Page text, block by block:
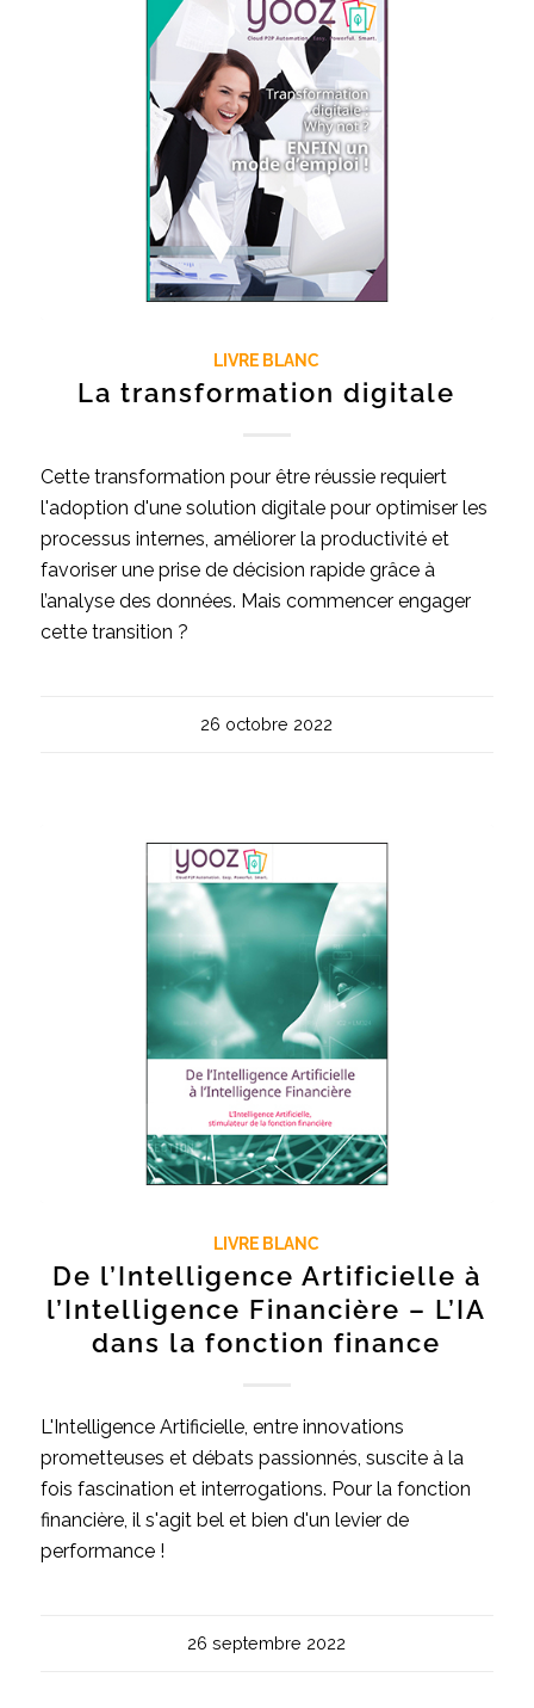
LIVRE BLANC
La transformation digitale
Cette transformation pour être réussie requiert
l'adoption d'une solution digitale pour optimiser les
processus internes, améliorer la productivité et
favoriser une prise de décision rapide grâce à
l’analyse des données. Mais commencer engager
cette transition ?
26 octobre 2022
LIVRE BLANC
De l’Intelligence Artificielle à
l’Intelligence Financière – L’IA
dans la fonction finance
L'Intelligence Artificielle, entre innovations
prometteuses et débats passionnés, suscite à la
fois fascination et interrogations. Pour la fonction
financière, il s'agit bel et bien d'un levier de
performance !
26 septembre 2022